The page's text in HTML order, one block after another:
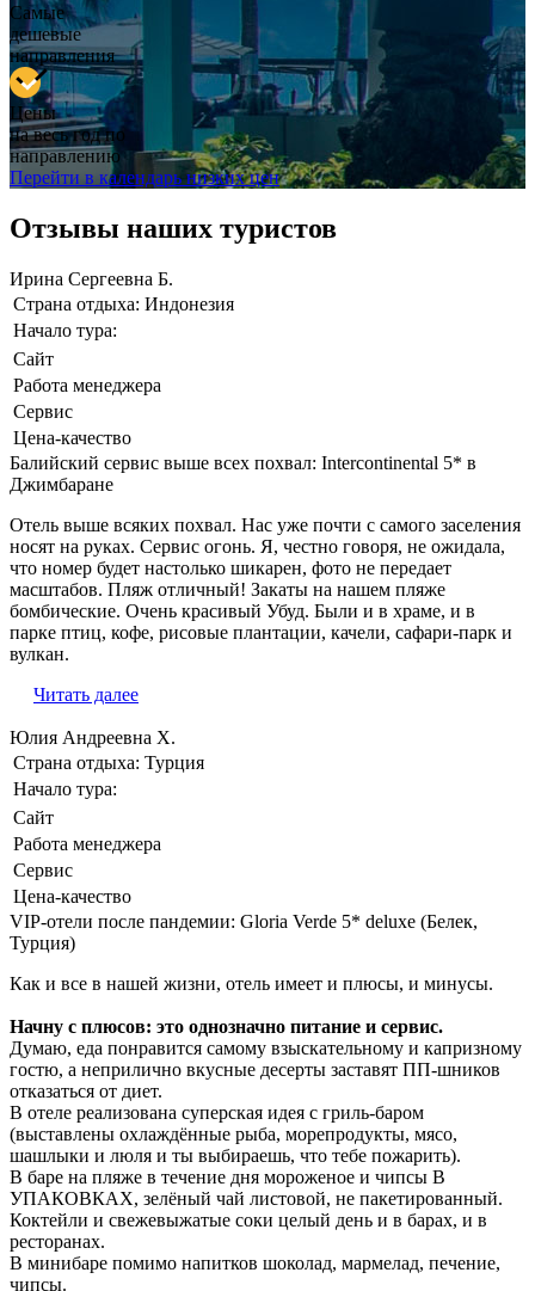
Самые
дешевые
направления
Цены
на весь год по
направлению
Перейти в календарь низких цен
Отзывы наших туристов
Ирина Сергеевна Б.
Страна отдыха: Индонезия
Начало тура:
Сайт
Работа менеджера
Сервис
Цена-качество
Балийский сервис выше всех похвал: Intercontinental 5* в
Джимбаране
Отель выше всяких похвал. Нас уже почти с самого заселения
носят на руках. Сервис огонь. Я, честно говоря, не ожидала,
что номер будет настолько шикарен, фото не передает
масштабов. Пляж отличный! Закаты на нашем пляже
бомбические. Очень красивый Убуд. Были и в храме, и в
парке птиц, кофе, рисовые плантации, качели, сафари-парк и
вулкан.
Читать далее
Юлия Андреевна Х.
Страна отдыха: Турция
Начало тура:
Сайт
Работа менеджера
Сервис
Цена-качество
VIP-отели после пандемии: Gloria Verde 5* deluxe (Белек,
Турция)
Как и все в нашей жизни, отель имеет и плюсы, и минусы.
Начну с плюсов: это однозначно питание и сервис.
Думаю, еда понравится самому взыскательному и капризному
гостю, а неприлично вкусные десерты заставят ПП-шников
отказаться от диет.
В отеле реализована суперская идея с гриль-баром
(выставлены охлаждённые рыба, морепродукты, мясо,
шашлыки и люля и ты выбираешь, что тебе пожарить).
В баре на пляже в течение дня мороженое и чипсы В
УПАКОВКАХ, зелёный чай листовой, не пакетированный.
Коктейли и свежевыжатые соки целый день и в барах, и в
ресторанах.
В минибаре помимо напитков шоколад, мармелад, печение,
чипсы.